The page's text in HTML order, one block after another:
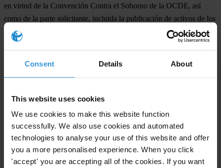
Consent Details About
This website uses cookies
We use cookies to make this website function
successfully. We also use cookies and automated
technologies to analyse your use of this website and offer
you a more personalised experience. When you click
'accept' you are accepting all of the cookies. If you want
en virtud de la Convención Contra el Soborno de la OCDE, así
como de la parte solicitante, incluida la publicación de activos de los
funcionarios y la adopción de códigos de conducta
de profesionales de muchos campos. Los intermediarios corruptos
ponen en contacto a donantes y a interesados generando un
apariencia legal a transacciones corruptas elaborando contratos
legalmente ejecutables; y les ayudan a asegurarse de que disponen
de un chivo expiatorio en caso de ser descubiertos.
“Las empresas y asociaciones profesionales de abogados, contables
y banqueros tienen la gran responsabilidad de emprender una acción